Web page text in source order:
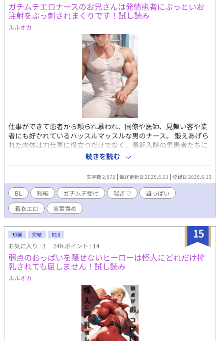
ガチムチエロナースのお兄さんは発情患者にぶっといお
注射をぶっ刺されまくりです！試し読み
ルルオカ
仕事ができて患者から頼られ慕われ、同僚や医師、見舞い客や業
者にも好かれているハッスルマッスルな男のナース。 鍛えあげら
れた肉体は力仕事に役立つだけでなく、長期入院の男患者たちに
新しい扉を開かせて狂わせていき、脱社畜しかけている彼もご自
慢のお注射をふるって・・・。 現代もののガチムチ受けBL小説で
す。五人がぐっちゃぐちゃに混じりあう、えげつないR18。 患者
×ガチムチナイチンゲール。 こちらは試し読みになります。 本編
は各サイトで電子書籍を販売中。 ↓に詳細を知れるブログのリン
クがあります。
続きを読む
文字数 2,572 最終更新日 2025.6.13 登録日 2025.6.13
BL 短編 ガチムチ受け 喘ぎ♡
雄っぱい
着衣エロ
言葉責め
15
短編 完結 R18
お気に入り : 3 24h.ポイント : 14
弱点のおっぱいを隠せないヒーローは怪人にどれだけ搾
乳されても屈しません！試し読み
ルルオカ